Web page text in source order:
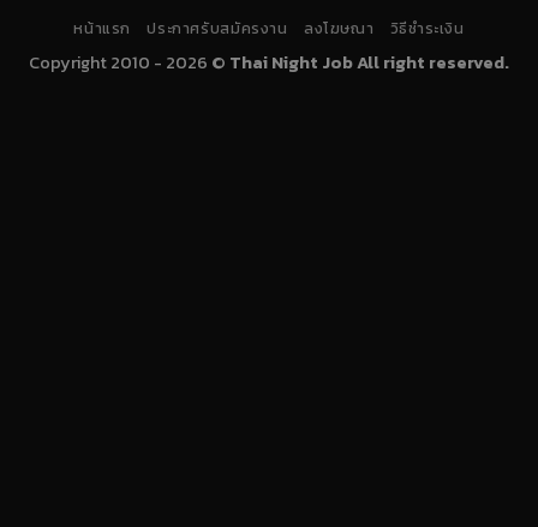
หน้าแรก ประกาศรับสมัครงาน ลงโฆษณา วิธีชำระเงิน
Copyright 2010 - 2026 © Thai Night Job All right reserved.